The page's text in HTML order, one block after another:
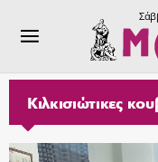
Κιλκισιώτικες